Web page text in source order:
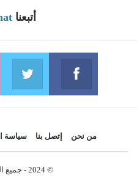
أتبعنا
Facebook
on Facebook
من نحن إتصل بنا سياسة
© 2024 - جميع الحقوق محفوظة.